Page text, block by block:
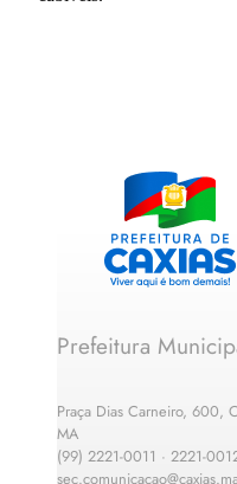
Prefeitura
Praça Dias Carneiro, 600,
MA
(99) 2221-0011 · 2221-